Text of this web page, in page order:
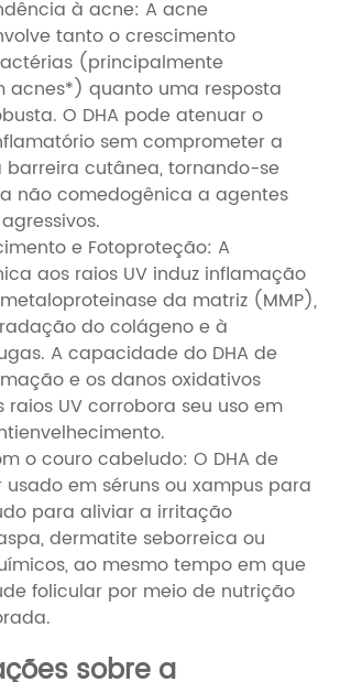
à acne: A acne
tanto o crescimento
(principalmente
acnes*) quanto uma resposta
O DHA pode atenuar o
sem comprometer a
cutânea, tornando-se
não comedogênica a agentes
e Fotoproteção: A
aos raios UV induz inflamação
da matriz (MMP),
do colágeno e à
A capacidade do DHA de
e os danos oxidativos
raios UV corrobora seu uso em
o couro cabeludo: O DHA de
em séruns ou xampus para
para aliviar a irritação
dermatite seborreica ou
ao mesmo tempo em que
folicular por meio de nutrição
sobre a